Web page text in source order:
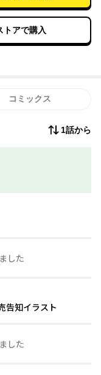
トアで購入
コミックス
1話から
した
告知イラスト
した